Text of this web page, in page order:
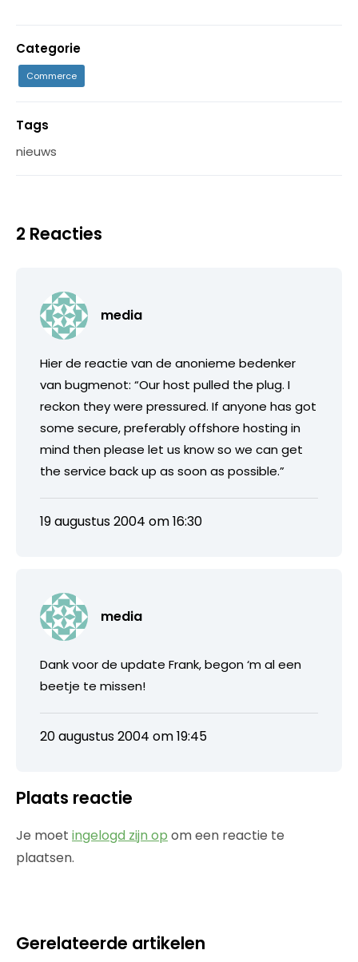
Categorie
Commerce
Tags
nieuws
2 Reacties
media
Hier de reactie van de anonieme bedenker
van bugmenot: “Our host pulled the plug. I
reckon they were pressured. If anyone has got
some secure, preferably offshore hosting in
mind then please let us know so we can get
the service back up as soon as possible.”
19 augustus 2004 om 16:30
media
Dank voor de update Frank, begon ‘m al een
beetje te missen!
20 augustus 2004 om 19:45
Plaats reactie
Je moet ingelogd zijn op om een reactie te
plaatsen.
Gerelateerde artikelen